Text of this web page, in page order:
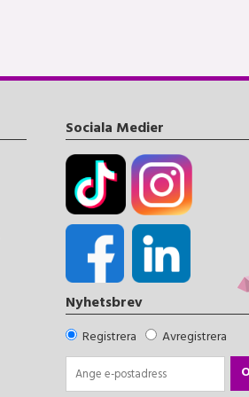
Sociala Medier
Nyhetsbrev
Registrera
Avregistrera